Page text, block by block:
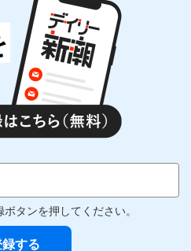
タンを押してください。